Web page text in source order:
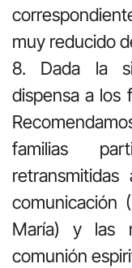
muy reducido
8. Dada la
dispensa a los
familias
comunicación
María) y las
comunión